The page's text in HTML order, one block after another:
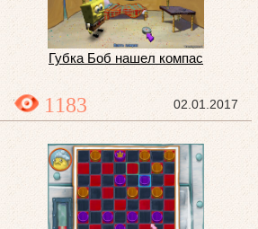
Губка Боб нашел компас
02.01.2017
1183